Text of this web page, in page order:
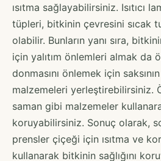
ısıtma sağlayabilirsiniz. Isıtıcı
tüpleri, bitkinin çevresini sıcak
olabilir. Bunların yanı sıra,
için yalıtım önlemleri almak da
donmasını önlemek için
malzemeleri yerleştirebilirsiniz.
saman gibi malzemeler
koruyabilirsiniz. Sonuç olarak,
prensler çiçeği için ısıtma ve
kullanarak bitkinin sağlığını